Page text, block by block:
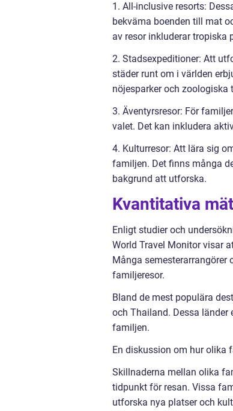
1. All-inclusive resorts:
bekväma boenden till mat
av resor inkluderar tropiska
2. Stadsexpeditioner: Att
städer runt om i världen
nöjesparker och zoologiska
3. Äventyrsresor: För
valet. Det kan inkludera
4. Kulturresor: Att lära sig
familjen. Det finns många
bakgrund att utforska.
Kvantitativa
Enligt studier och
World Travel Monitor visar
Många semesterarrangörer
familjeresor.
Bland de mest populära
och Thailand. Dessa länder
familjen.
En diskussion om hur olika
Skillnaderna mellan olika
tidpunkt för resan. Vissa
utforska nya platser och